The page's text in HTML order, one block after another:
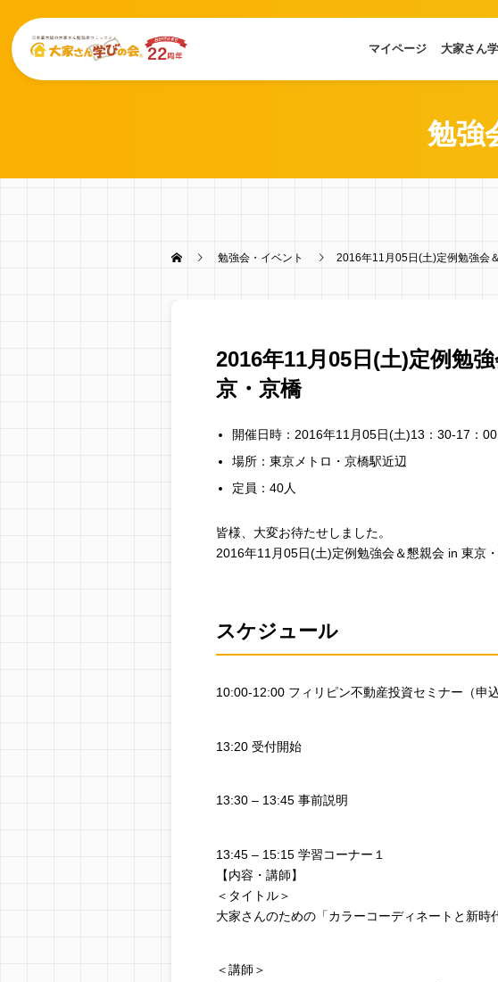
マイページ 大家さん
勉強
勉強会・イベント 2016年11月05日(土)定例勉強会
2016年11月05日(土)定例勉
京・京橋
開催日時：2016年11月05日(土)13：30-17：00
場所：東京メトロ・京橋駅近辺
定員：40人
皆様、大変お待たせしました。
2016年11月05日(土)定例勉強会＆懇親会 in 東京
スケジュール
10:00-12:00 フィリピン不動産投資セミナー（申込
13:20 受付開始
13:30 – 13:45 事前説明
13:45 – 15:15 学習コーナー１
【内容・講師】
＜タイトル＞
大家さんのための「カラーコーディネートと新時
＜講師＞